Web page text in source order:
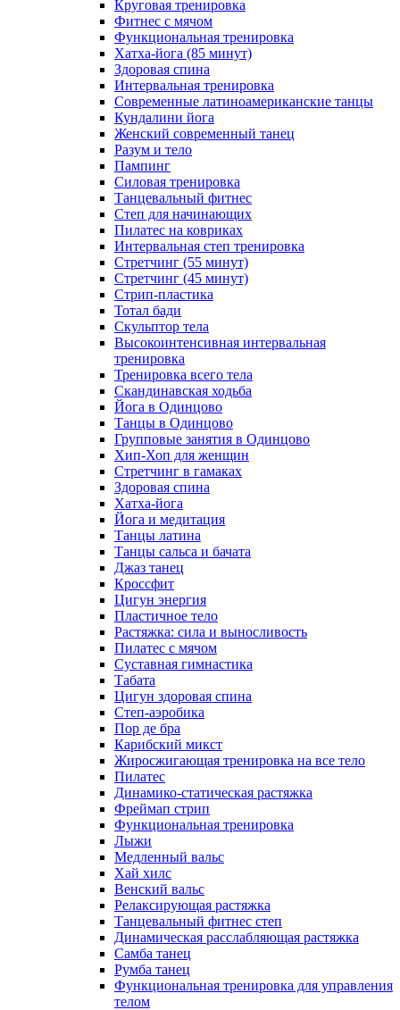
Круговая тренировка
Фитнес с мячом
Функциональная тренировка
Хатха-йога (85 минут)
Здоровая спина
Интервальная тренировка
Современные латиноамериканские танцы
Кундалини йога
Женский современный танец
Разум и тело
Пампинг
Силовая тренировка
Танцевальный фитнес
Степ для начинающих
Пилатес на ковриках
Интервальная степ тренировка
Стретчинг (55 минут)
Стретчинг (45 минут)
Стрип-пластика
Тотал бади
Скульптор тела
Высокоинтенсивная интервальная
тренировка
Тренировка всего тела
Скандинавская ходьба
Йога в Одинцово
Танцы в Одинцово
Групповые занятия в Одинцово
Хип-Хоп для женщин
Стретчинг в гамаках
Здоровая спина
Хатха-йога
Йога и медитация
Танцы латина
Танцы сальса и бачата
Джаз танец
Кроссфит
Цигун энергия
Пластичное тело
Растяжка: сила и выносливость
Пилатес с мячом
Суставная гимнастика
Табата
Цигун здоровая спина
Степ-аэробика
Пор де бра
Карибский микст
Жиросжигающая тренировка на все тело
Пилатес
Динамико-статическая растяжка
Фреймап стрип
Функциональная тренировка
Лыжи
Медленный вальс
Хай хилс
Венский вальс
Релаксирующая растяжка
Танцевальный фитнес степ
Динамическая расслабляющая растяжка
Самба танец
Румба танец
Функциональная тренировка для управления
телом